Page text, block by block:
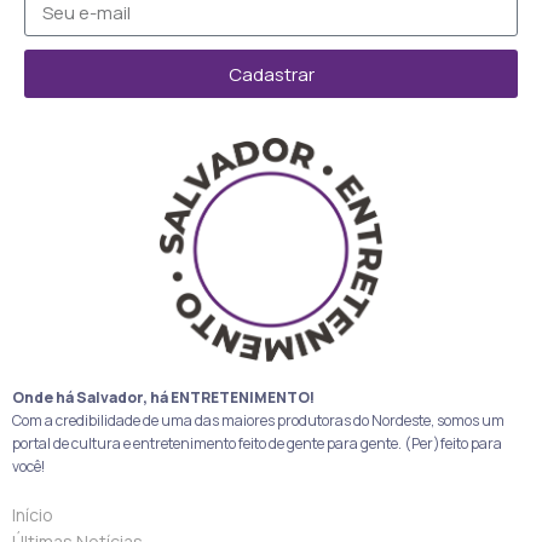
Cadastrar
Onde há Salvador, há ENTRETENIMENTO!
Com a credibilidade de uma das maiores produtoras do Nordeste, somos um
portal de cultura e entretenimento feito de gente para gente. (Per)feito para
você!
Início